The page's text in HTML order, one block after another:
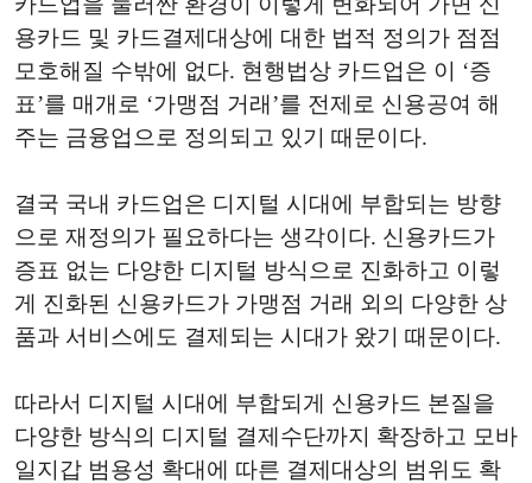
용카드 및 카드결제대상에 대한 법적 정의가 점점
모호해질 수밖에 없다. 현행법상 카드업은 이 ‘증
표’를 매개로 ‘가맹점 거래’를 전제로 신용공여 해
주는 금융업으로 정의되고 있기 때문이다.
결국 국내 카드업은 디지털 시대에 부합되는 방향
으로 재정의가 필요하다는 생각이다. 신용카드가
증표 없는 다양한 디지털 방식으로 진화하고 이렇
게 진화된 신용카드가 가맹점 거래 외의 다양한 상
품과 서비스에도 결제되는 시대가 왔기 때문이다.
따라서 디지털 시대에 부합되게 신용카드 본질을
다양한 방식의 디지털 결제수단까지 확장하고 모바
일지갑 범용성 확대에 따른 결제대상의 범위도 확